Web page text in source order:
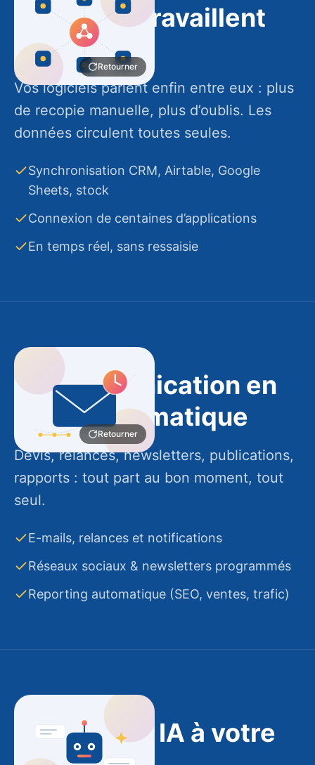
Retourner
Fini le copier-coller
On relie vos outils existants sans tout
reconstruire : votre parc logiciel reste le
même, il devient juste automatique.
Sans changer vos logiciels
Flux documentés
Retourner
Vos outils travaillent
ensemble
Vos logiciels parlent enfin entre eux : plus
de recopie manuelle, plus d’oublis. Les
données circulent toutes seules.
Synchronisation CRM, Airtable, Google
Sheets, stock
Connexion de centaines d’applications
En temps réel, sans ressaisie
Retourner
Le bon message, au bon moment
Des scénarios déclenchés par vos
événements métier : nouvelle commande,
formulaire rempli, date clé…
Scénarios sur-mesure
La communication en
pilote automatique
Devis, relances, newsletters, publications,
rapports : tout part au bon moment, tout
seul.
E-mails, relances et notifications
Réseaux sociaux & newsletters programmés
Reporting automatique (SEO, ventes, trafic)
Un renfort qui ne dort jamais
L’IA intégrée à vos flux prend en charge le
Des agents IA à votre